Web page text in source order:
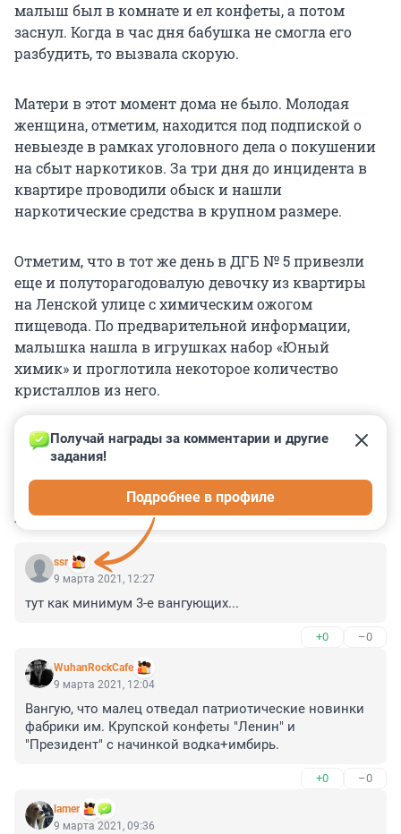
малыш был в комнате и ел конфеты, а потом
заснул. Когда в час дня бабушка не смогла его
разбудить, то вызвала скорую.
Матери в этот момент дома не было. Молодая
женщина, отметим, находится под подпиской о
невыезде в рамках уголовного дела о покушении
на сбыт наркотиков. За три дня до инцидента в
квартире проводили обыск и нашли
наркотические средства в крупном размере.
Отметим, что в тот же день в ДГБ № 5 привезли
еще и полуторагодовалую девочку из квартиры
на Ленской улице с химическим ожогом
пищевода. По предварительной информации,
малышка нашла в игрушках набор «Юный
химик» и проглотила некоторое количество
кристаллов из него.
КОММЕНТАРИИ 5
ssr
Получай награды за комментарии и другие
задания!
Подробнее в профиле
9 марта 2021, 12:27
тут как минимум 3-е вангующих...
+0 –0
WuhanRockCafe
9 марта 2021, 12:04
Вангую, что малец отведал патриотические новинки
фабрики им. Крупской конфеты "Ленин" и
"Президент" с начинкой водка+имбирь.
+0 –0
lamer
9 марта 2021, 09:36